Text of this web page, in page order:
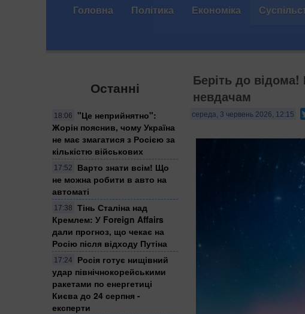
Головна Політика Економіка
Останні
18:06
"Це неприйнятно":
Жорін пояснив, чому Україна
не має змагатися з Росією за
кількістю військових
17:52
Варто знати всім! Що
не можна робити в авто на
автоматі
17:38
Тінь Сталіна над
Кремлем: У Foreign Affairs
дали прогноз, що чекає на
Росію після відходу Путіна
17:24
Росія готує нищівний
удар північнокорейськими
ракетами по енергетиці
Києва до 24 серпня -
експерти
Беріть до відома!
невдачам
середа, 3 червень 2026, 12:15